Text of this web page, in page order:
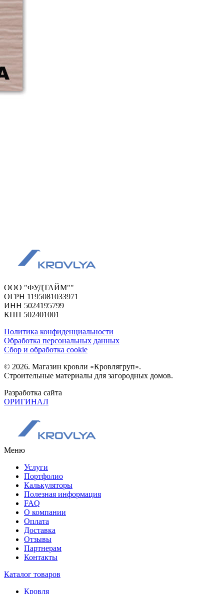
ООО "ФУДТАЙМ""
ОГРН 1195081033971
ИНН 5024195799
КПП 502401001
Политика конфиденциальности
Обработка персональных данных
Сбор и обработка cookie
© 2026. Магазин кровли «Кровлягруп».
Строительные материалы для загородных домов.
Разработка сайта
ОРИГИНАЛ
Меню
Услуги
Портфолио
Калькуляторы
Полезная информация
FAQ
О компании
Оплата
Доставка
Отзывы
Партнерам
Контакты
Каталог товаров
Кровля